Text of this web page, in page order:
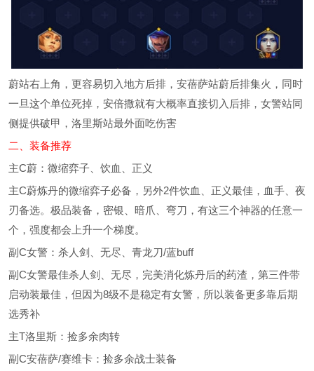
蔚站右上角，更容易切入地方后排，安蓓萨站蔚后排集火，同时
一旦这个单位死掉，安倍撒就有大概率直接切入后排，女警站同
侧提供破甲，洛里斯站最外面吃伤害
二、装备推荐
主C蔚：微缩弈子、饮血、正义
主C蔚炼丹的微缩弈子必备，另外2件饮血、正义最佳，血手、夜
刃备选。极品装备，密银、暗爪、弯刀，有这三个神器的任意一
个，强度都会上升一个梯度。
副C女警：杀人剑、无尽、青龙刀/蓝buff
副C女警最佳杀人剑、无尽，完美消化炼丹后的药渣，第三件带
启动装最佳，但因为8级不是稳定有女警，所以装备更多靠后期
选秀补
主T洛里斯：捡多余肉转
副C安蓓萨/赛维卡：捡多余战士装备